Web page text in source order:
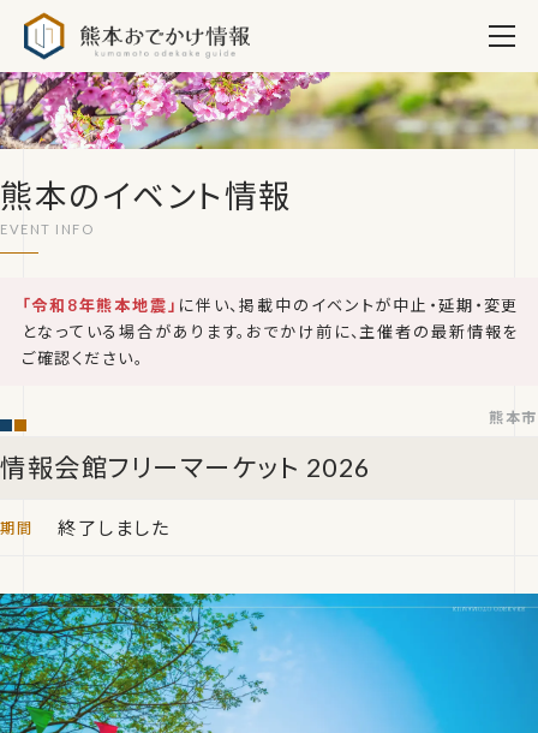
熊本のイベント情報
「令和8年熊本地震」 に伴い、掲載中のイベントが中止・延期・変更
となっている場合があります。おでかけ前に、主催者の最新情報を
ご確認ください。
情報会館フリーマーケット 2026
熊本市
終了しました